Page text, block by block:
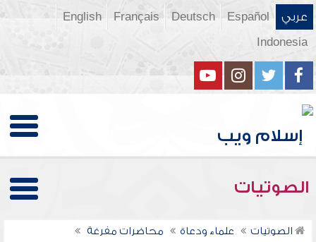
عربي Español
Deutsch
Français
English
Indonesia
الصوتيات
الصوتيات علماء ودعاة
محاضرات مفرغة